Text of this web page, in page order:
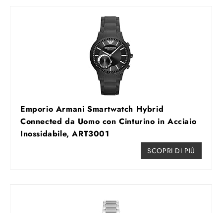
Emporio Armani Smartwatch Hybrid
Connected da Uomo con Cinturino in Acciaio
Inossidabile, ART3001
SCOPRI DI PIÚ